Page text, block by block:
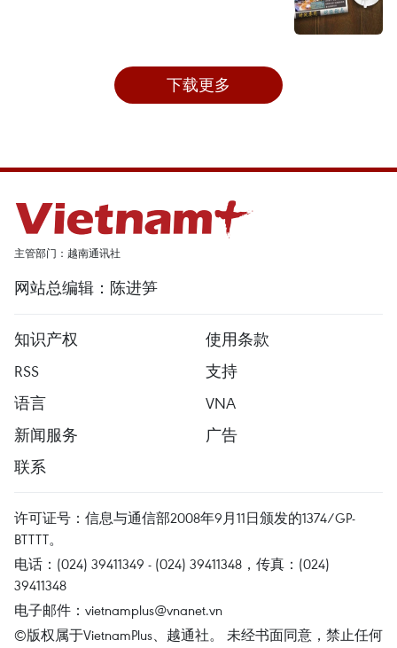
下载更多
主管部门：越南通讯社
网站总编辑：陈进笋
知识产权
使用条款
RSS
支持
语言
VNA
新闻服务
广告
联系
许可证号：信息与通信部2008年9月11日颁发的1374/GP-
BTTTT。
电话：(024) 39411349 - (024) 39411348，传真：(024)
39411348
电子邮件： vietnamplus@vnanet.vn
©版权属于VietnamPlus、越通社。 未经书面同意，禁止任何